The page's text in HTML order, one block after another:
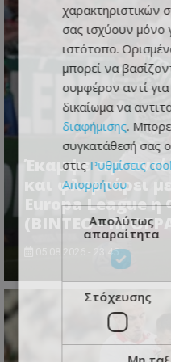
Έκαμψε την
και φλερτάρει
Europa League
(ΒΙΝΤΕΟ -
05.08.2026 - 23:45
χαρακτηριστικών
σας ισχύουν μόνο
ιστότοπο.
μπορεί να
συμφέρον αντί
δικαίωμα να
διαφήμισης.
συγκατάθεσή σας
στιςΡυθμίσεις
Απορρήτου
Απολύτως
απαραίτητα
Στόχευσης